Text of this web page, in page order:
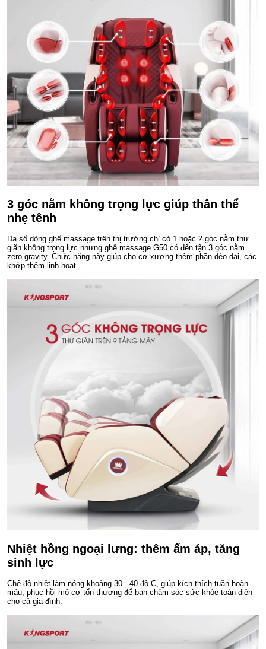
3 góc nằm không trọng lực giúp thân thể
nhẹ tênh
Đa số dòng ghế massage trên thị trường chỉ có 1 hoặc 2 góc nằm thư
giãn không trọng lực nhưng ghế massage G50 có đến tận 3 góc nằm
zero gravity. Chức năng này giúp cho cơ xương thêm phần dẻo dai, các
khớp thêm linh hoạt.
Nhiệt hồng ngoại lưng: thêm ấm áp, tăng
sinh lực
Chế độ nhiệt làm nóng khoảng 30 - 40 độ C, giúp kích thích tuần hoàn
máu, phục hồi mô cơ tổn thương để bạn chăm sóc sức khỏe toàn diện
cho cả gia đình.